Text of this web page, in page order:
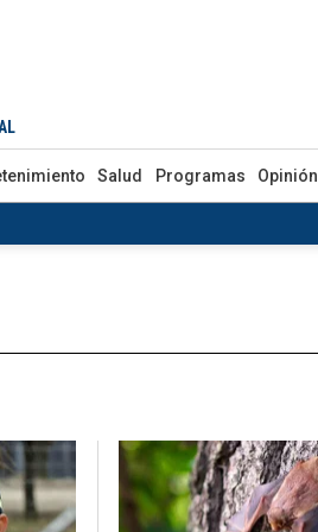
Salud Programas Opinión
Venezuela Nicolás Maduro
de las FARC